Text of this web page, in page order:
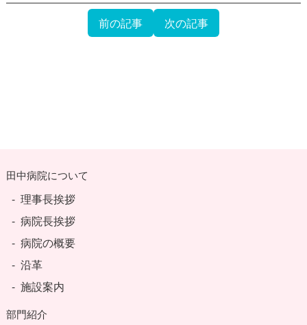
前の記事 次の記事
田中病院について
理事長挨拶
病院長挨拶
病院の概要
沿革
施設案内
部門紹介